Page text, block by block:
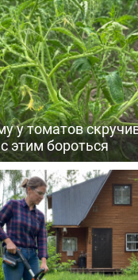
у томатов
этим бороться